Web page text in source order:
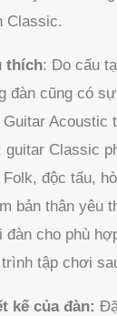
Classic.
thích: Do cấu
đàn cũng có
Guitar
guitar Classic
độc tấu,
bản thân yêu
đàn cho phù
tập chơi
kế của đàn: